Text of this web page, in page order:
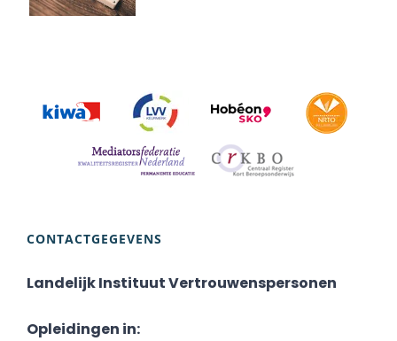
CONTACTGEGEVENS
Landelijk Instituut Vertrouwenspersonen
Opleidingen in: